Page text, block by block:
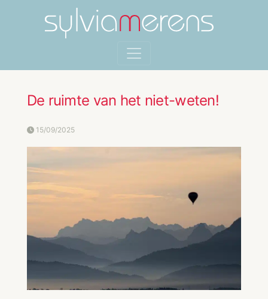
De ruimte van het niet-weten!
15/09/2025